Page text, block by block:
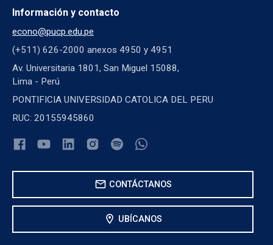
Información y contacto
econo@pucp.edu.pe
(+511) 626-2000 anexos 4950 y 4951
Av. Universitaria 1801, San Miguel 15088,
Lima - Perú
PONTIFICIA UNIVERSIDAD CATOLICA DEL PERU
RUC: 20155945860
mail CONTÁCTANOS
location_on UBÍCANOS